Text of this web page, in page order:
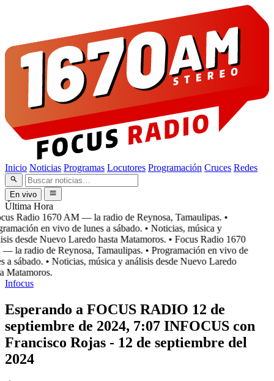
Inicio Noticias Programas Locutores Programación Cruces Redes
En vivo
Última Hora
Radio 1670 AM — la radio de Reynosa, Tamaulipas. •
en vivo de lunes a sábado. • Noticias, música y
desde Nuevo Laredo hasta Matamoros. • Focus Radio 1670
la radio de Reynosa, Tamaulipas. • Programación en vivo de
a sábado. • Noticias, música y análisis desde Nuevo Laredo
Matamoros.
Infocus
Esperando a FOCUS RADIO 12 de
septiembre de 2024, 7:07 INFOCUS con
Francisco Rojas - 12 de septiembre del
2024